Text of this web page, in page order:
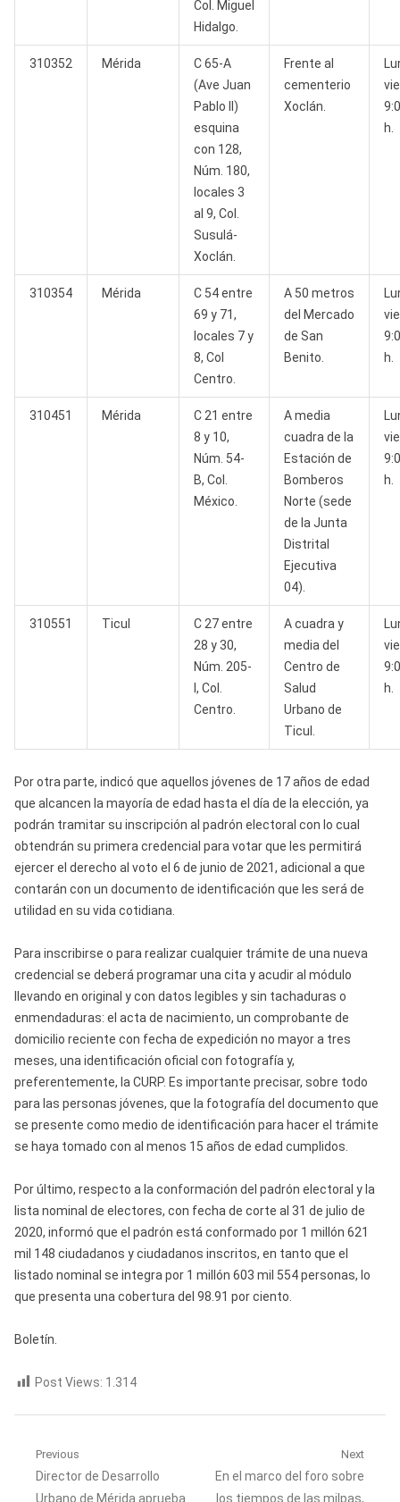
Col. Miguel
Hidalgo.
310352 Mérida
C 65-A
(Ave Juan
Pablo II)
esquina
con 128,
Núm. 180,
locales 3
al 9, Col.
Susulá-
Xoclán.
Frente al
cementerio
Xoclán.
h.
310354 Mérida
C 54 entre
69 y 71,
locales 7 y
8, Col
Centro.
A 50 metros
del Mercado
de San
Benito.
h.
310451 Mérida
C 21 entre
8 y 10,
Núm. 54-
B, Col.
México.
A media
cuadra de la
Estación de
Bomberos
Norte (sede
de la Junta
Distrital
Ejecutiva
04).
h.
310551 Ticul
C 27 entre
28 y 30,
Núm. 205-
I, Col.
Centro.
A cuadra y
media del
Centro de
Salud
Urbano de
Ticul.
h.
Por otra parte, indicó que aquellos jóvenes de 17 años de edad
que alcancen la mayoría de edad hasta el día de la elección, ya
podrán tramitar su inscripción al padrón electoral con lo cual
obtendrán su primera credencial para votar que les permitirá
ejercer el derecho al voto el 6 de junio de 2021, adicional a que
contarán con un documento de identificación que les será de
utilidad en su vida cotidiana.
Para inscribirse o para realizar cualquier trámite de una nueva
credencial se deberá programar una cita y acudir al módulo
llevando en original y con datos legibles y sin tachaduras o
enmendaduras: el acta de nacimiento, un comprobante de
domicilio reciente con fecha de expedición no mayor a tres
meses, una identificación oficial con fotografía y,
preferentemente, la CURP. Es importante precisar, sobre todo
para las personas jóvenes, que la fotografía del documento que
se presente como medio de identificación para hacer el trámite
se haya tomado con al menos 15 años de edad cumplidos.
Por último, respecto a la conformación del padrón electoral y la
lista nominal de electores, con fecha de corte al 31 de julio de
2020, informó que el padrón está conformado por 1 millón 621
mil 148 ciudadanos y ciudadanos inscritos, en tanto que el
listado nominal se integra por 1 millón 603 mil 554 personas, lo
que presenta una cobertura del 98.91 por ciento.
Boletín.
Post Views: 1.314
Navegación
de
Previous
Previous
post:
Director de Desarrollo
Urbano de Mérida aprueba
Next
Next
post:
En el marco del foro sobre
los tiempos de las milpas,